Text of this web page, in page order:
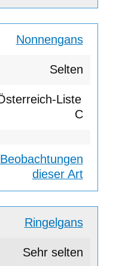
Nonnengans
Selten
C
Beobachtungen
dieser Art
Ringelgans
Sehr selten